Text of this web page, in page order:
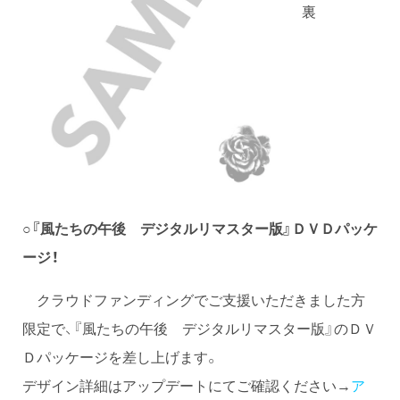
裏
○『風たちの午後 デジタルリマスター版』ＤＶＤパッケ
ージ！
クラウドファンディングでご支援いただきました方
限定で、『風たちの午後 デジタルリマスター版』のＤＶ
Ｄパッケージを差し上げます。
デザイン詳細はアップデートにてご確認ください→ア